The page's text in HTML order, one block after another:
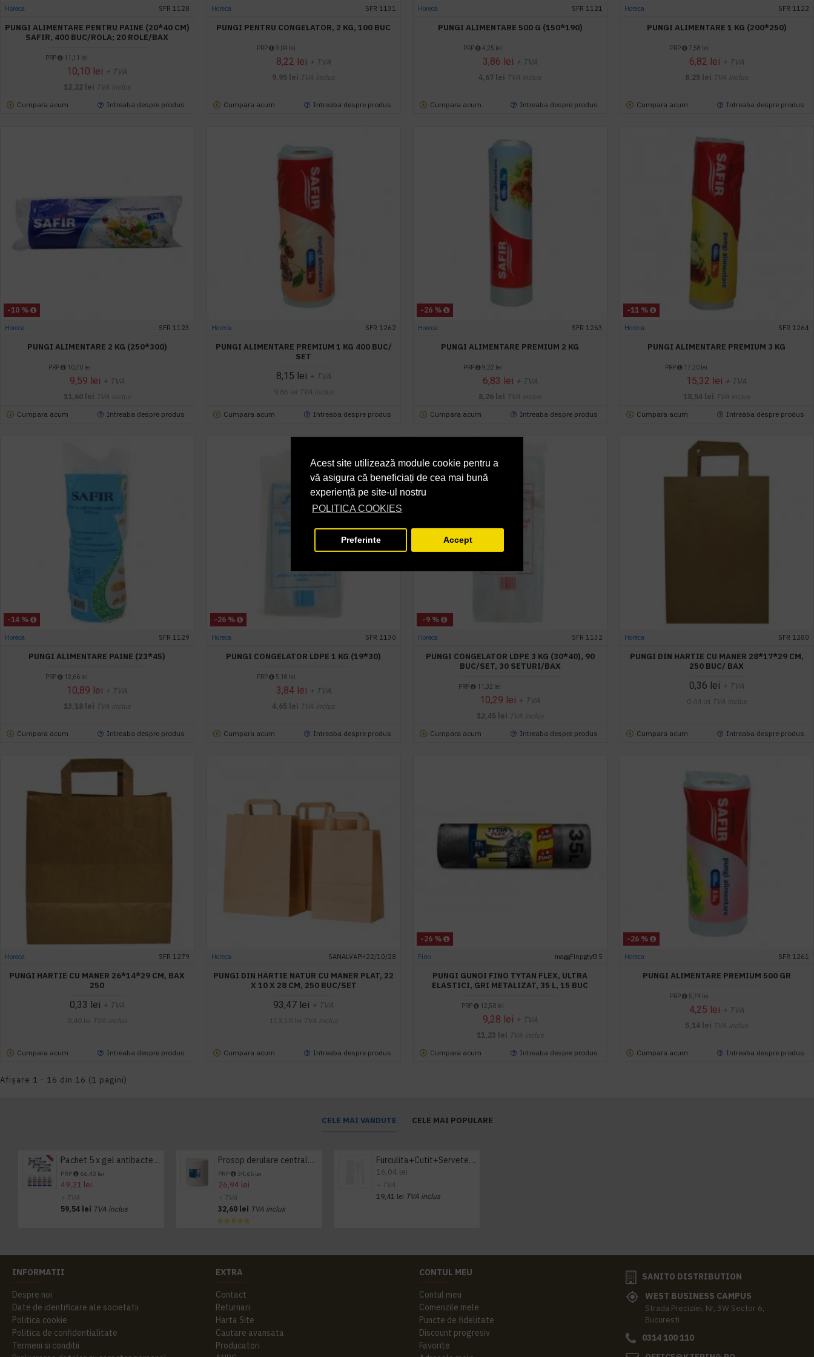
Acest site utilizează module cookie pentru a
vă asigura că beneficiați de cea mai bună
experiență pe site-ul nostru
POLITICA COOKIES
Preferinte Accept
Horeca SFR 1128
PUNGI ALIMENTARE PENTRU PAINE (20*40 CM)
SAFIR, 400 BUC/ROLA; 20 ROLE/BAX
PRP 11,11 lei
10,10 lei + TVA
12,22 lei TVA inclus
Cumpara acum
Intreaba despre produs
Horeca SFR 1131
PUNGI PENTRU CONGELATOR, 2 KG, 100 BUC
PRP 9,04 lei
8,22 lei + TVA
9,95 lei TVA inclus
Cumpara acum Intreaba despre produs
Horeca SFR 1121
PUNGI ALIMENTARE 500 G (150*190)
PRP 4,25 lei
3,86 lei + TVA
4,67 lei TVA inclus
Cumpara acum Intreaba despre produs
Horeca SFR 1122
PUNGI ALIMENTARE 1 KG (200*250)
PRP 7,58 lei
6,82 lei + TVA
8,25 lei TVA inclus
Cumpara acum Intreaba despre produs
-10 %
Horeca SFR 1123
PUNGI ALIMENTARE 2 KG (250*300)
PRP 10,70 lei
9,59 lei + TVA
11,60 lei TVA inclus
Cumpara acum
Intreaba despre produs
Horeca SFR 1262
PUNGI ALIMENTARE PREMIUM 1 KG 400 BUC/
SET
8,15 lei + TVA
9,86 lei TVA inclus
Cumpara acum Intreaba despre produs
-26 %
Horeca SFR 1263
PUNGI ALIMENTARE PREMIUM 2 KG
PRP 9,22 lei
6,83 lei + TVA
8,26 lei TVA inclus
Cumpara acum
Intreaba despre produs
-11 %
Horeca SFR 1264
PUNGI ALIMENTARE PREMIUM 3 KG
PRP 17,20 lei
15,32 lei + TVA
18,54 lei TVA inclus
Cumpara acum
Intreaba despre produs
-14 %
Horeca SFR 1129
PUNGI ALIMENTARE PAINE (23*45)
PRP 12,66 lei
10,89 lei + TVA
13,18 lei TVA inclus
Cumpara acum Intreaba despre produs
-26 %
Horeca SFR 1130
PUNGI CONGELATOR LDPE 1 KG (19*30)
PRP 5,18 lei
3,84 lei + TVA
4,65 lei TVA inclus
Cumpara acum Intreaba despre produs
-9 %
Horeca SFR 1132
PUNGI CONGELATOR LDPE 3 KG (30*40), 90
BUC/SET, 30 SETURI/BAX
PRP 11,32 lei
10,29 lei + TVA
12,45 lei TVA inclus
Cumpara acum
Intreaba despre produs
Horeca SFR 1280
PUNGI DIN HARTIE CU MANER 28*17*29 CM,
250 BUC/ BAX
0,36 lei + TVA
0,44 lei TVA inclus
Cumpara acum Intreaba despre produs
Horeca SFR 1279
PUNGI HARTIE CU MANER 26*14*29 CM, BAX
250
0,33 lei + TVA
0,40 lei TVA inclus
Cumpara acum Intreaba despre produs
Horeca SANALVAPH22/10/28
PUNGI DIN HARTIE NATUR CU MANER PLAT, 22
X 10 X 28 CM, 250 BUC/SET
93,47 lei + TVA
113,10 lei TVA inclus
Cumpara acum Intreaba despre produs
-26 %
Fino maggFinpgtyf35
PUNGI GUNOI FINO TYTAN FLEX, ULTRA
ELASTICI, GRI METALIZAT, 35 L, 15 BUC
PRP 12,50 lei
9,28 lei + TVA
11,23 lei TVA inclus
Cumpara acum
Intreaba despre produs
-26 %
Horeca SFR 1261
PUNGI ALIMENTARE PREMIUM 500 GR
PRP 5,74 lei
4,25 lei + TVA
5,14 lei TVA inclus
Cumpara acum Intreaba despre produs
Afişare 1 - 16 din 16 (1 pagini)
CELE MAI VANDUTE CELE MAI POPULARE
Pachet 5 x gel antibacterian 50ml si 3 x Servetele antibacteriene 48 buc Hygienium
PRP 66,43 lei
49,21 lei
+ TVA
59,54 lei TVA inclus
Prosop derulare centrala 1 pliu, 300 m Tork
PRP 34,65 lei
26,94 lei
+ TVA
32,60 lei TVA inclus
Furculita+Cutit+Servetel 100buc/set
16,04 lei
+ TVA
19,41 lei TVA inclus
INFORMATII
Despre noi
Date de identificare ale societatii
Politica cookie
Politica de confidentialitate
Termeni si conditii
EXTRA
Contact
Returnari
Harta Site
Cautare avansata
Producatori
CONTUL MEU
Contul meu
Comenzile mele
Puncte de fidelitate
Discount progresiv
Favorite
SANITO DISTRIBUTION
WEST BUSINESS CAMPUS
Strada Preciziei, Nr, 3W Sector 6,
Bucuresti
0314 100 110